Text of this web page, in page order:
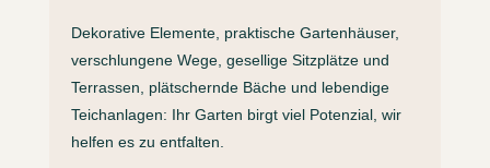
Dekorative Elemente, praktische Gartenhäuser,
verschlungene Wege, gesellige Sitzplätze und
Terrassen, plätschernde Bäche und lebendige
Teichanlagen: Ihr Garten birgt viel Potenzial, wir
helfen es zu entfalten.